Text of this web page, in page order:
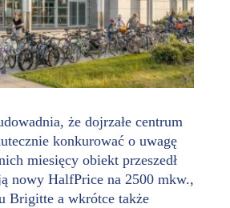
że dojrzałe centrum
konkurować o uwagę
miesięcy obiekt przeszedł
nowy HalfPrice na 2500 mkw.,
Brigitte a wkrótce także